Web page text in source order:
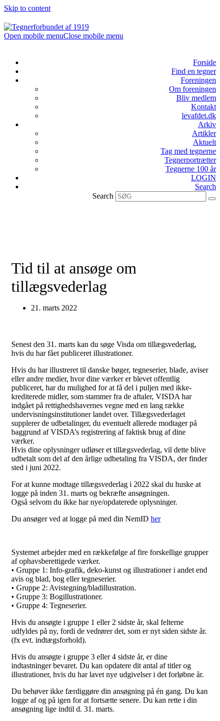
Skip to content
Open mobile menuClose mobile menu
Forside
Find en tegner
Foreningen
Om foreningen
Bliv medlem
Kontakt
levafdet.dk
Arkiv
Artikler
Aktuelt
Tag med tegnerne
Tegnerportrætter
Tegnerne 100 år
LOGIN
Search
Search
Tid til at ansøge om
tillægsvederlag
21. marts 2022
Senest den 31. marts kan du søge Visda om tillægsvederlag,
hvis du har fået publiceret illustrationer.
Hvis du har illustreret til danske bøger, tegneserier, blade, aviser
eller andre medier, hvor dine værker er blevet offentlig
publiceret, har du mulighed for at få del i puljen med ikke-
krediterede midler, som stammer fra de aftaler, VISDA har
indgået på rettighedshavernes vegne med en lang række
undervisningsinstitutioner landet over. Tillægsvederlaget
supplerer de udbetalinger, du eventuelt allerede modtager på
baggrund af VISDA’s registrering af faktisk brug af dine
værker.
Hvis dine oplysninger udløser et tillægsvederlag, vil dette blive
udbetalt som del af den årlige udbetaling fra VISDA, der finder
sted i juni 2022.
For at kunne modtage tillægsvederlag i 2022 skal du huske at
logge på inden 31. marts og bekræfte ansøgningen.
Også selvom du ikke har nye/opdaterede oplysninger.
Du ansøger ved at logge på med din NemID her
Systemet arbejder med en rækkefølge af fire forskellige grupper
af ophavsberettigede værker.
• Gruppe 1: Info-grafik, deko-kunst og illustrationer i andet end
avis og blad, bog eller tegneserier.
• Gruppe 2: Avistegning/bladillustration.
• Gruppe 3: Bogillustrationer.
• Gruppe 4: Tegneserier.
Hvis du ansøgte i gruppe 1 eller 2 sidste år, skal felterne
udfyldes på ny, fordi de vedrører det, som er nyt siden sidste år.
(fx evt. indtægsforhold).
Hvis du ansøgte i gruppe 3 eller 4 sidste år, er dine
indtastninger bevaret. Du kan opdatere dit antal af titler og
illustrationer, hvis du har lavet nye udgivelser i det forløbne år.
Du behøver ikke færdiggøre din ansøgning på én gang. Du kan
logge af og på igen for at fortsætte senere. Du kan rette i din
ansøgning lige indtil d. 31. marts.